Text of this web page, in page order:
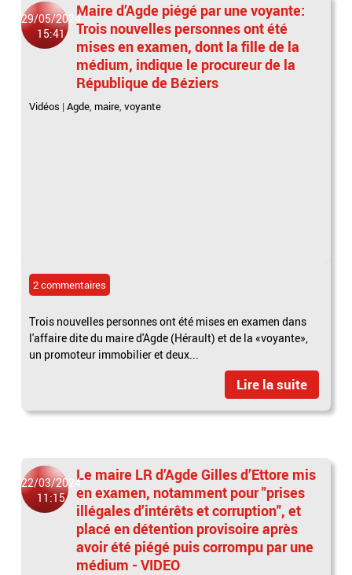
29/05/2024
15:41
Maire d’Agde piégé par une voyante:
Trois nouvelles personnes ont été
mises en examen, dont la fille de la
médium, indique le procureur de la
République de Béziers
Vidéos |Agde, maire,voyante
2 commentaires
Trois nouvelles personnes ont été mises en examen dans
l'affaire dite du maire d'Agde (Hérault) et de la «voyante»,
un promoteur immobilier et deux...
Lire la suite
22/03/2024
11:15
Le maire LR d’Agde Gilles d’Ettore mis
en examen, notamment pour "prises
illégales d’intérêts et corruption", et
placé en détention provisoire après
avoir été piégé puis corrompu par une
médium - VIDEO